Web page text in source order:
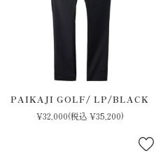
PAIKAJI GOLF/ LP/BLACK
¥32,000(税込 ¥35,200)